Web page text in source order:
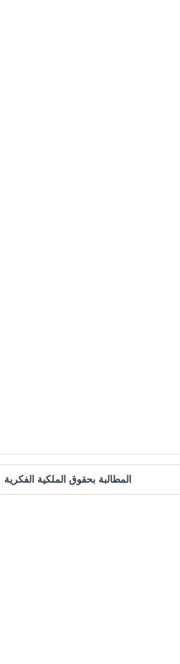
المطالبة بحقوق الملكية الفكرية